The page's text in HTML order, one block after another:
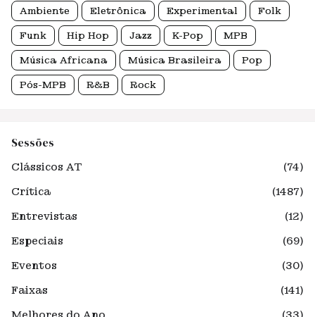
Ambiente Eletrônica Experimental Folk
Funk Hip Hop Jazz K-Pop MPB
Música Africana Música Brasileira Pop
Pós-MPB R&B Rock
Sessões
Clássicos AT
(74)
Crítica
(1487)
Entrevistas
(12)
Especiais
(69)
Eventos
(30)
Faixas
(141)